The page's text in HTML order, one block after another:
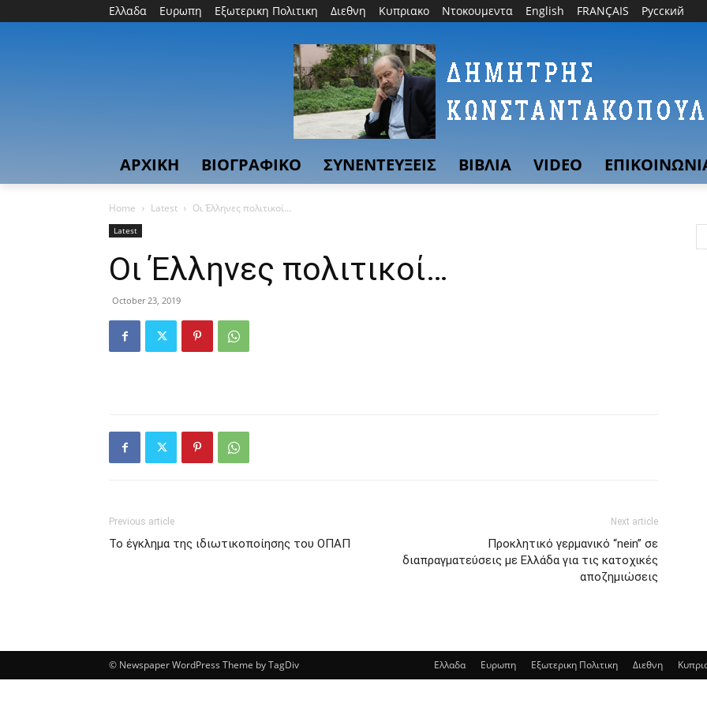
Ελλαδα Ευρωπη Εξωτερικη Πολιτικη Διεθνη Κυπριακο Ντοκουμεντα English FRANÇAIS Русский
ΑΡΧΙΚΗ ΒΙΟΓΡΑΦΙΚΟ ΣΥΝΕΝΤΕΥΞΕΙΣ ΒΙΒΛΙΑ VIDEO
Home Latest Οι Έλληνες πολιτικοί…
Latest
Οι Έλληνες πολιτικοί…
October 23, 2019
Previous article
Το έγκλημα της ιδιωτικοποίησης του ΟΠΑΠ
Next article
Προκλητικό γερμανικό “nein” σε
διαπραγματεύσεις με Ελλάδα για τις κατοχικές
αποζημιώσεις
Ελλαδα Ευρωπη Εξωτερικη Πολιτικη Διεθνη
© Newspaper WordPress Theme by TagDiv